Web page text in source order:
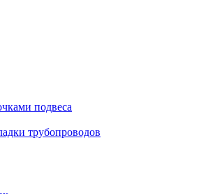
подвеса
трубопроводов